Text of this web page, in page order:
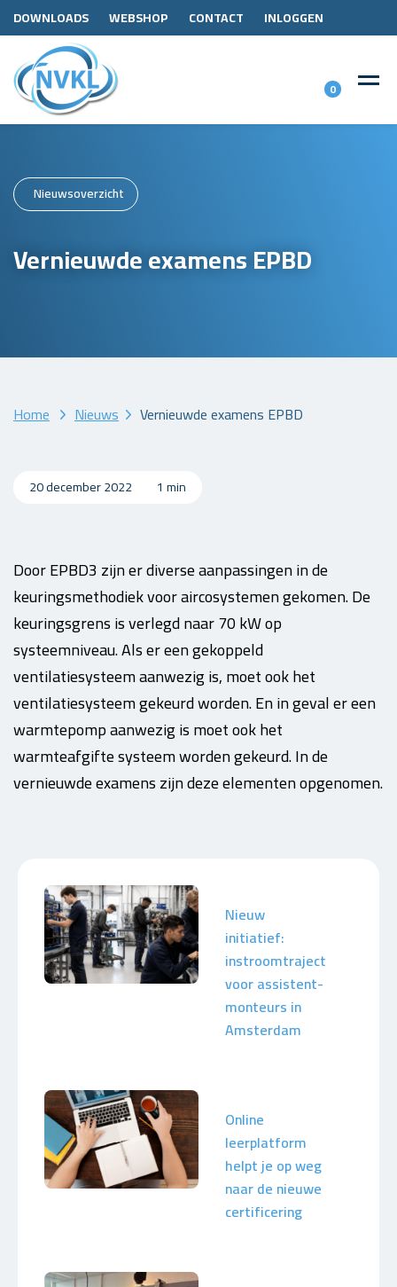
DOWNLOADS WEBSHOP CONTACT INLOGGEN
0
Nieuwsoverzicht
Vernieuwde examens EPBD
Home Nieuws Vernieuwde examens EPBD
20 december 2022 1 min
Door EPBD3 zijn er diverse aanpassingen in de
keuringsmethodiek voor aircosystemen gekomen. De
keuringsgrens is verlegd naar 70 kW op
systeemniveau. Als er een gekoppeld
ventilatiesysteem aanwezig is, moet ook het
ventilatiesysteem gekeurd worden. En in geval er een
warmtepomp aanwezig is moet ook het
warmteafgifte systeem worden gekeurd. In de
vernieuwde examens zijn deze elementen opgenomen.
Nieuw
initiatief:
instroomtraject
voor assistent-
monteurs in
Amsterdam
Online
leerplatform
helpt je op weg
naar de nieuwe
certificering